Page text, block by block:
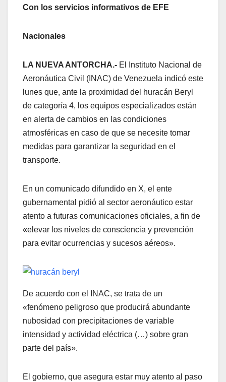
Con los servicios informativos de EFE
Nacionales
LA NUEVA ANTORCHA.- El Instituto Nacional de
Aeronáutica Civil (INAC) de Venezuela indicó este
lunes que, ante la proximidad del huracán Beryl
de categoría 4, los equipos especializados están
en alerta de cambios en las condiciones
atmosféricas en caso de que se necesite tomar
medidas para garantizar la seguridad en el
transporte.
En un comunicado difundido en X, el ente
gubernamental pidió al sector aeronáutico estar
atento a futuras comunicaciones oficiales, a fin de
«elevar los niveles de consciencia y prevención
para evitar ocurrencias y sucesos aéreos».
De acuerdo con el INAC, se trata de un
«fenómeno peligroso que producirá abundante
nubosidad con precipitaciones de variable
intensidad y actividad eléctrica (…) sobre gran
parte del país».
El gobierno, que asegura estar muy atento al paso